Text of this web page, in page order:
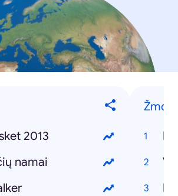
2013
namai